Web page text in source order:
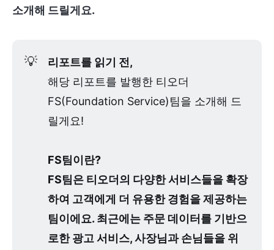
소개해 드릴게요.
💡
리포트를 읽기 전,
해당 리포트를 발행한 티오더
FS(Foundation Service)팀을 소개해 드
릴게요!
FS팀이란?
FS팀은 티오더의 다양한 서비스들을 확장
하여 고객에게 더 유용한 경험을 제공하는
팀이에요. 최근에는 주문 데이터를 기반으
로한 광고 서비스, 사장님과 손님들을 위